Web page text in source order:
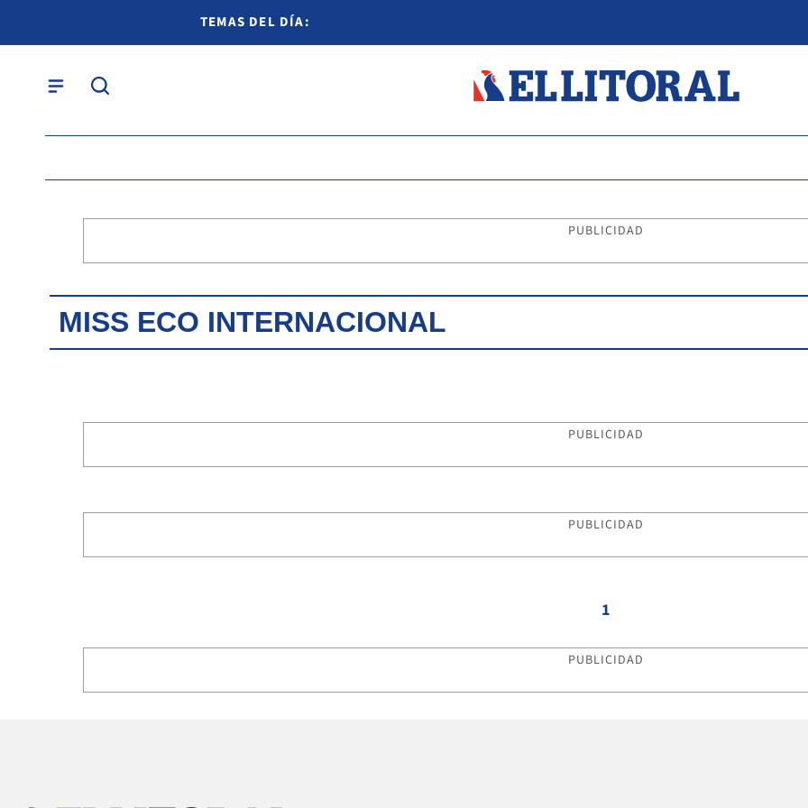
TEMAS DEL DÍA:
PUBLICIDAD
MISS ECO INTERNACIONAL
PUBLICIDAD
PUBLICIDAD
1
PUBLICIDAD